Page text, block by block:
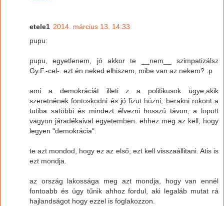
etele1 2014. március 13. 14:33
pupu:
pupu, egyetlenem, jó akkor te __nem__ szimpatizálsz
Gy.F.-cel-. ezt én neked elhiszem, mibe van az nekem? :p
ami a demokráciát illeti z a politikusok ügye,akik
szeretnének fontoskodni és jó fizut húzni, berakni rokont a
tutiba satöbbi és mindezt élvezni hosszú távon, a lopott
vagyon járadékaival egyetemben. ehhez meg az kell, hogy
legyen "demokrácia".
te azt mondod, hogy ez az első, ezt kell visszaállitani. Atis is
ezt mondja.
az ország lakossága meg azt mondja, hogy van ennél
fontoabb és úgy tűnik ahhoz fordul, aki legaláb mutat rá
hajlandságot hogy ezzel is foglakozzon.